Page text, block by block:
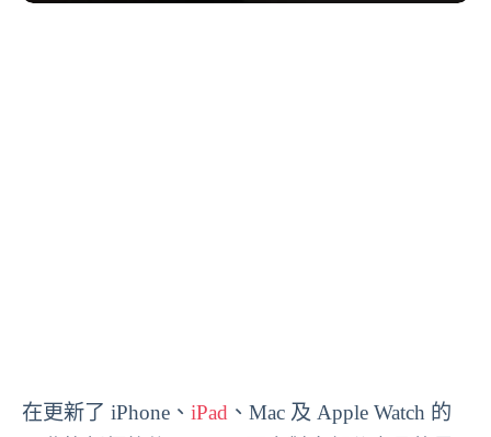
在更新了 iPhone、 iPad 、Mac 及 Apple Watch 的